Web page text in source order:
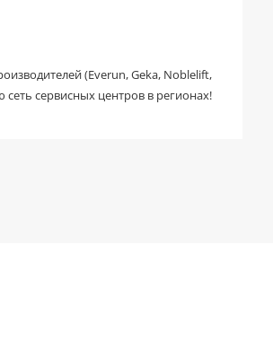
(Everun, Geka, Noblelift,
сервисных центров в регионах!